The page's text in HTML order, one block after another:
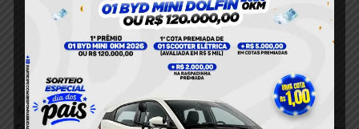
Anterior Próximo